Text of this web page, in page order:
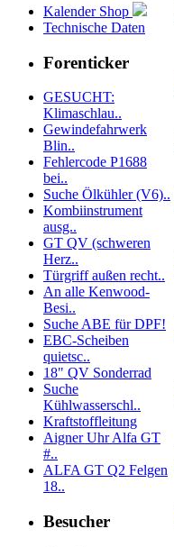
Kalender Shop
Technische Daten
Forenticker
GESUCHT:
Klimaschlau..
Gewindefahrwerk
Blin..
Fehlercode P1688
bei..
Suche Ölkühler (V6)..
Kombiinstrument
ausg..
GT QV (schweren
Herz..
Türgriff außen recht..
An alle Kenwood-
Besi..
Suche ABE für DPF!
EBC-Scheiben
quietsc..
18" QV Sonderrad
Suche
Kühlwasserschl..
Kraftstoffleitung
Aigner Uhr Alfa GT
#..
ALFA GT Q2 Felgen
18..
Besucher